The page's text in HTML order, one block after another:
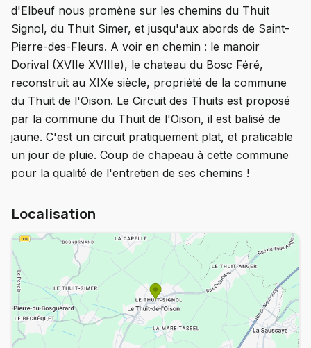
d'Elbeuf nous promène sur les chemins du Thuit
Signol, du Thuit Simer, et jusqu'aux abords de Saint-
Pierre-des-Fleurs. A voir en chemin : le manoir
Dorival (XVIIe XVIIIe), le chateau du Bosc Féré,
reconstruit au XIXe siècle, propriété de la commune
du Thuit de l'Oison. Le Circuit des Thuits est proposé
par la commune du Thuit de l'Oison, il est balisé de
jaune. C'est un circuit pratiquement plat, et praticable
un jour de pluie. Coup de chapeau à cette commune
pour la qualité de l'entretien de ses chemins !
Localisation